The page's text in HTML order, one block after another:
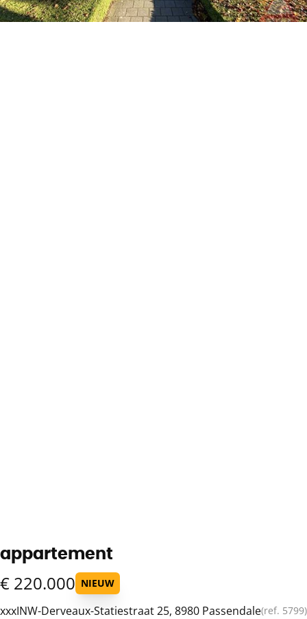
appartement
€ 220.000 NIEUW
xxxINW-Derveaux-Statiestraat 25, 8980 Passendale(ref. 5799)